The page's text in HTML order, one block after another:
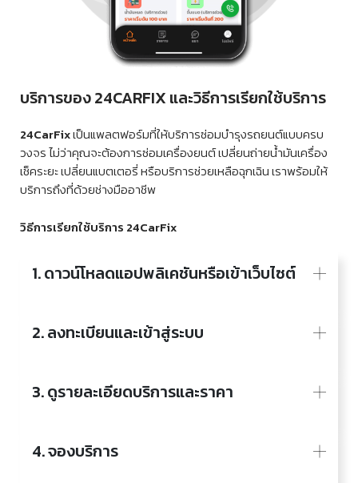
บริการของ 24CARFIX และวิธีการเรียกใช้บริการ
24CarFixเป็นแพลตฟอร์มที่ให้บริการซ่อมบำรุงรถยนต์แบบครบ
วงจร ไม่ว่าคุณจะต้องการซ่อมเครื่องยนต์ เปลี่ยนถ่ายน้ำมันเครื่อง
เช็คระยะ เปลี่ยนแบตเตอรี่ หรือบริการช่วยเหลือฉุกเฉิน เราพร้อมให้
บริการถึงที่ด้วยช่างมืออาชีพ
วิธีการเรียกใช้บริการ 24CarFix
1. ดาวน์โหลดแอปพลิเคชันหรือเข้าเว็บไซต์
2. ลงทะเบียนและเข้าสู่ระบบ
3. ดูรายละเอียดบริการและราคา
4. จองบริการ